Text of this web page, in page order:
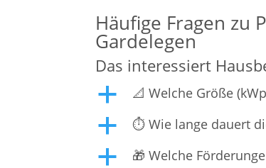
Häufige Fragen zu
Gardelegen
Das interessiert
a 📐 Welche Größe
a ⏱️ Wie lange dauert
a 🎁 Welche